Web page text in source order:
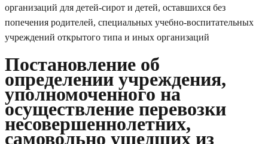
Постановление об
определении учреждения,
уполномоченного на
осуществление перевозки
несовершеннолетних,
самовольно ушедших из